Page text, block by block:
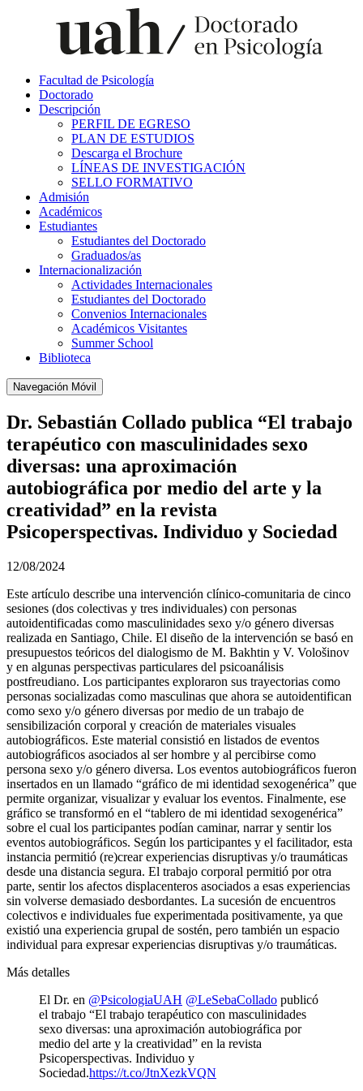
Facultad de Psicología
Doctorado
Descripción
PERFIL DE EGRESO
PLAN DE ESTUDIOS
Descarga el Brochure
LÍNEAS DE INVESTIGACIÓN
SELLO FORMATIVO
Admisión
Académicos
Estudiantes
Estudiantes del Doctorado
Graduados/as
Internacionalización
Actividades Internacionales
Estudiantes del Doctorado
Convenios Internacionales
Académicos Visitantes
Summer School
Biblioteca
Navegación Móvil
Dr. Sebastián Collado publica “El trabajo
terapéutico con masculinidades sexo
diversas: una aproximación
autobiográfica por medio del arte y la
creatividad” en la revista
Psicoperspectivas. Individuo y Sociedad
12/08/2024
Este artículo describe una intervención clínico-comunitaria de cinco
sesiones (dos colectivas y tres individuales) con personas
autoidentificadas como masculinidades sexo y/o género diversas
realizada en Santiago, Chile. El diseño de la intervención se basó en
presupuestos teóricos del dialogismo de M. Bakhtin y V. Vološinov
y en algunas perspectivas particulares del psicoanálisis
postfreudiano. Los participantes exploraron sus trayectorias como
personas socializadas como masculinas que ahora se autoidentifican
como sexo y/o género diversas por medio de un trabajo de
sensibilización corporal y creación de materiales visuales
autobiográficos. Este material consistió en listados de eventos
autobiográficos asociados al ser hombre y al percibirse como
persona sexo y/o género diversa. Los eventos autobiográficos fueron
insertados en un llamado “gráfico de mi identidad sexogenérica” que
permite organizar, visualizar y evaluar los eventos. Finalmente, ese
gráfico se transformó en el “tablero de mi identidad sexogenérica”
sobre el cual los participantes podían caminar, narrar y sentir los
eventos autobiográficos. Según los participantes y el facilitador, esta
instancia permitió (re)crear experiencias disruptivas y/o traumáticas
desde una distancia segura. El trabajo corporal permitió por otra
parte, sentir los afectos displacenteros asociados a esas experiencias
sin volverse demasiado desbordantes. La sucesión de encuentros
colectivos e individuales fue experimentada positivamente, ya que
existió una experiencia grupal de sostén, pero también un espacio
individual para expresar experiencias disruptivas y/o traumáticas.
Más detalles
El Dr. en @PsicologiaUAH @LeSebaCollado publicó
el trabajo “El trabajo terapéutico con masculinidades
sexo diversas: una aproximación autobiográfica por
medio del arte y la creatividad” en la revista
Psicoperspectivas. Individuo y
Sociedad.https://t.co/JtnXezkVQN